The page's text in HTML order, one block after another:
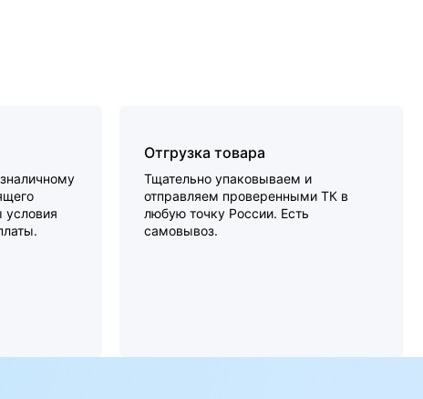
Отгрузка товара
Тщательно упаковываем и
отправляем проверенными ТК в
любую точку России. Есть
самовывоз.